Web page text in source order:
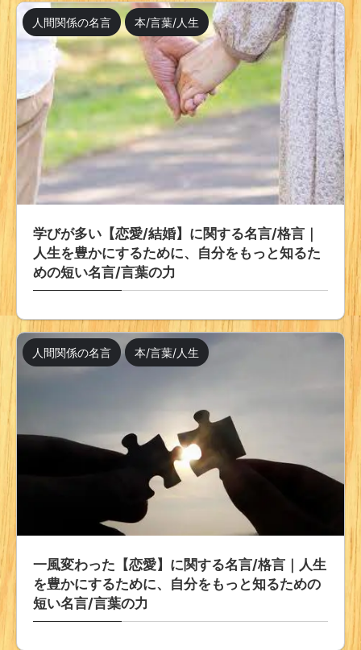
人間関係の名言 本/言葉/人生
学びが多い【恋愛/結婚】に関する名言/格言｜
人生を豊かにするために、自分をもっと知るた
めの短い名言/言葉の力
人間関係の名言 本/言葉/人生
一風変わった【恋愛】に関する名言/格言｜人生
を豊かにするために、自分をもっと知るための
短い名言/言葉の力